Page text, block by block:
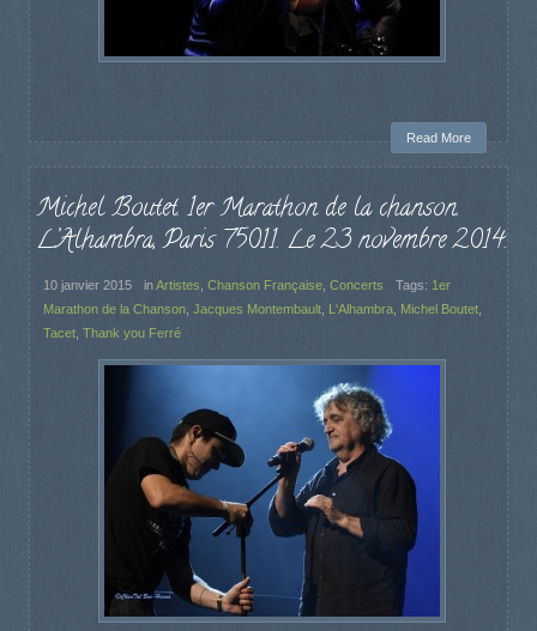
Read More
Michel Boutet. 1er Marathon de la chanson.
L’Alhambra, Paris 75011. Le 23 novembre 2014.
10 janvier 2015 inArtistes Chanson Française Concerts Tags: 1er
Marathon de la Chanson Jacques Montembault L'Alhambra Michel Boutet
Tacet Thank you Ferré